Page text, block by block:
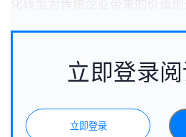
立即登录
立即登录